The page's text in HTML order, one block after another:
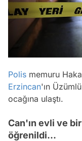
Polis memuru
Erzincan'ın
ocağına ulaştı.
Can'ın evli ve
öğrenildi...